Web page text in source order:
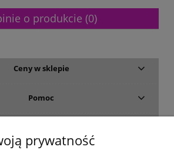
o produkcie (0)
Ceny w sklepie
Pomoc
prywatność